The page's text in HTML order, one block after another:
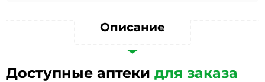
Описание
Доступные аптеки для заказа